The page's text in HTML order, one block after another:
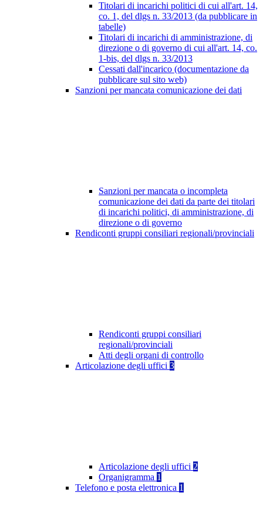
Titolari di incarichi politici di cui all'art. 14,
co. 1, del dlgs n. 33/2013 (da pubblicare in
tabelle)
Titolari di incarichi di amministrazione, di
direzione o di governo di cui all'art. 14, co.
1-bis, del dlgs n. 33/2013
Cessati dall'incarico (documentazione da
pubblicare sul sito web)
Sanzioni per mancata comunicazione dei dati
Sanzioni per mancata o incompleta
comunicazione dei dati da parte dei titolari
di incarichi politici, di amministrazione, di
direzione o di governo
Rendiconti gruppi consiliari regionali/provinciali
Rendiconti gruppi consiliari
regionali/provinciali
Atti degli organi di controllo
Articolazione degli uffici 3
Articolazione degli uffici 2
Organigramma 1
Telefono e posta elettronica 1